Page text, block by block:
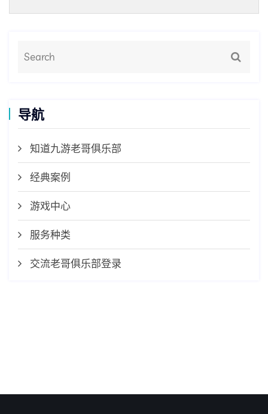
导航
知道九游老哥俱乐部
经典案例
游戏中心
服务种类
交流老哥俱乐部登录